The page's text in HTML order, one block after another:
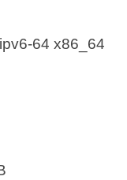
64 x86_64